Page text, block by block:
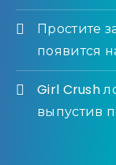
Простите
появится
Girl Crush
выпустив